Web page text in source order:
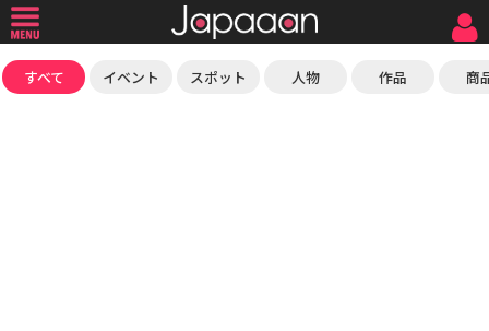
すべて イベント スポット 人物 作品 商